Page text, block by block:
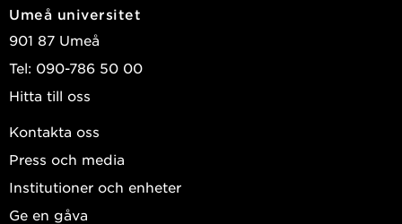
Umeå universitet
901 87 Umeå
Tel: 090-786 50 00
Hitta till oss
Kontakta oss
Press och media
Institutioner och enheter
Ge en gåva